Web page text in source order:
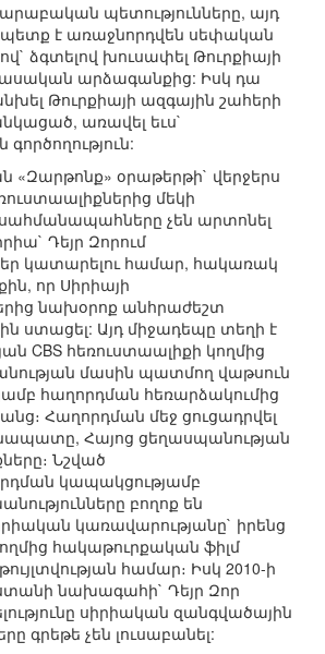
պետությունները, այդ
պետք է առաջնորդվեն սեփական
ձգտելով խուսափել Թուրքիայի
արձագանքից: Իսկ դա
Թուրքիայի ազգային շահերի
առավել եւս`
«Զարթոնք» օրաթերթի` վերջերս
մեկի
չեն արտոնել
Դեյր Զորում
կատարելու համար, հակառակ
որ Սիրիայի
նախօրոք անհրաժեշտ
էին ստացել: Այդ միջադեպը տեղի է
CBS հեռուստաալիքի կողմից
մասին պատմող վաթսուն
հաղորդման հեռարձակումից
Հաղորդման մեջ ցուցադրվել
Հայոց ցեղասպանության
Նշված
կապակցությամբ
բողոք են
կառավարությանը` իրենց
հակաթուրքական ֆիլմ
համար։ Իսկ 2010-ի
նախագահի` Դեյր Զոր
սիրիական զանգվածային
գրեթե չեն լուսաբանել: